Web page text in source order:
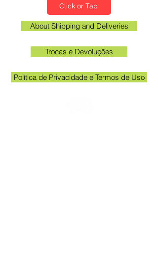
Click or Tap
About Shipping and Deliveries
Trocas e Devoluções
Política de Privacidade e Termos de Uso